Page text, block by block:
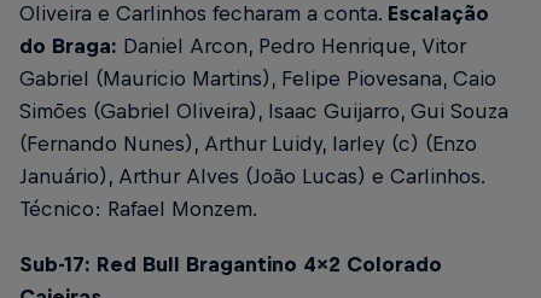
Oliveira e Carlinhos fecharam a conta. Escalação
do Braga: Daniel Arcon, Pedro Henrique, Vitor
Gabriel (Mauricio Martins), Felipe Piovesana, Caio
Simões (Gabriel Oliveira), Isaac Guijarro, Gui Souza
(Fernando Nunes), Arthur Luidy, Iarley (c) (Enzo
Januário), Arthur Alves (João Lucas) e Carlinhos.
Técnico: Rafael Monzem.
Sub-17: Red Bull Bragantino 4x2 Colorado